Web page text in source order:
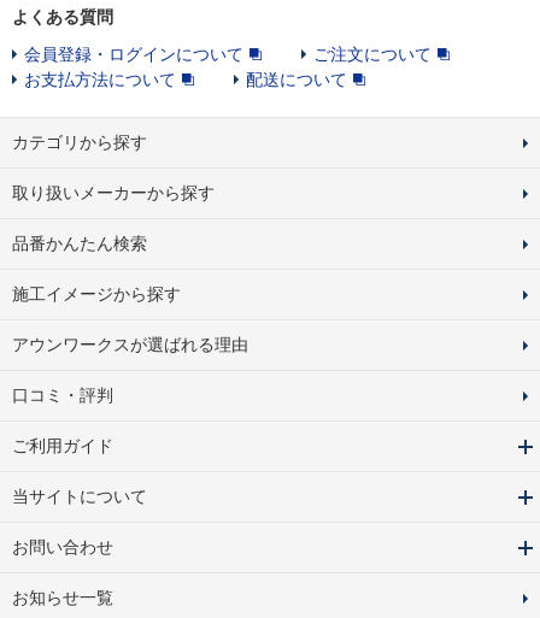
よくある質問
会員登録・ログインについて
ご注文について
お支払方法について
配送について
カテゴリから探す
取り扱いメーカーから探す
品番かんたん検索
施工イメージから探す
アウンワークスが選ばれる理由
口コミ・評判
ご利用ガイド
当サイトについて
お問い合わせ
お知らせ一覧